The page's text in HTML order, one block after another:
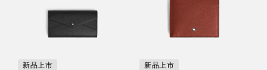
新品上市 新品上市